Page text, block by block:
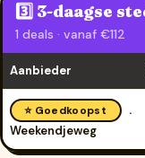
3️⃣ 3-daagse
1 deals · vanaf €112
Aanbieder
⭐ Goedkoopst
Weekendjeweg